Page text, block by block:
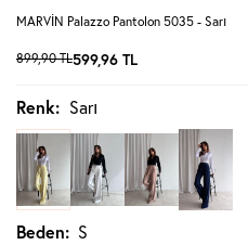
MARVİN Palazzo Pantolon 5035 - Sarı
899,90TL599,96 TL
Renk: Sarı
Beden: S